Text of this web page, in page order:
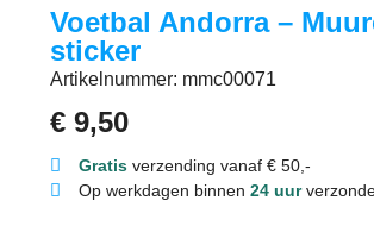
Voetbal Andorra –
sticker
Artikelnummer: mmc00071
€ 9,50
Gratisverzending vanaf € 50,-
Op werkdagen binnen 24 uur